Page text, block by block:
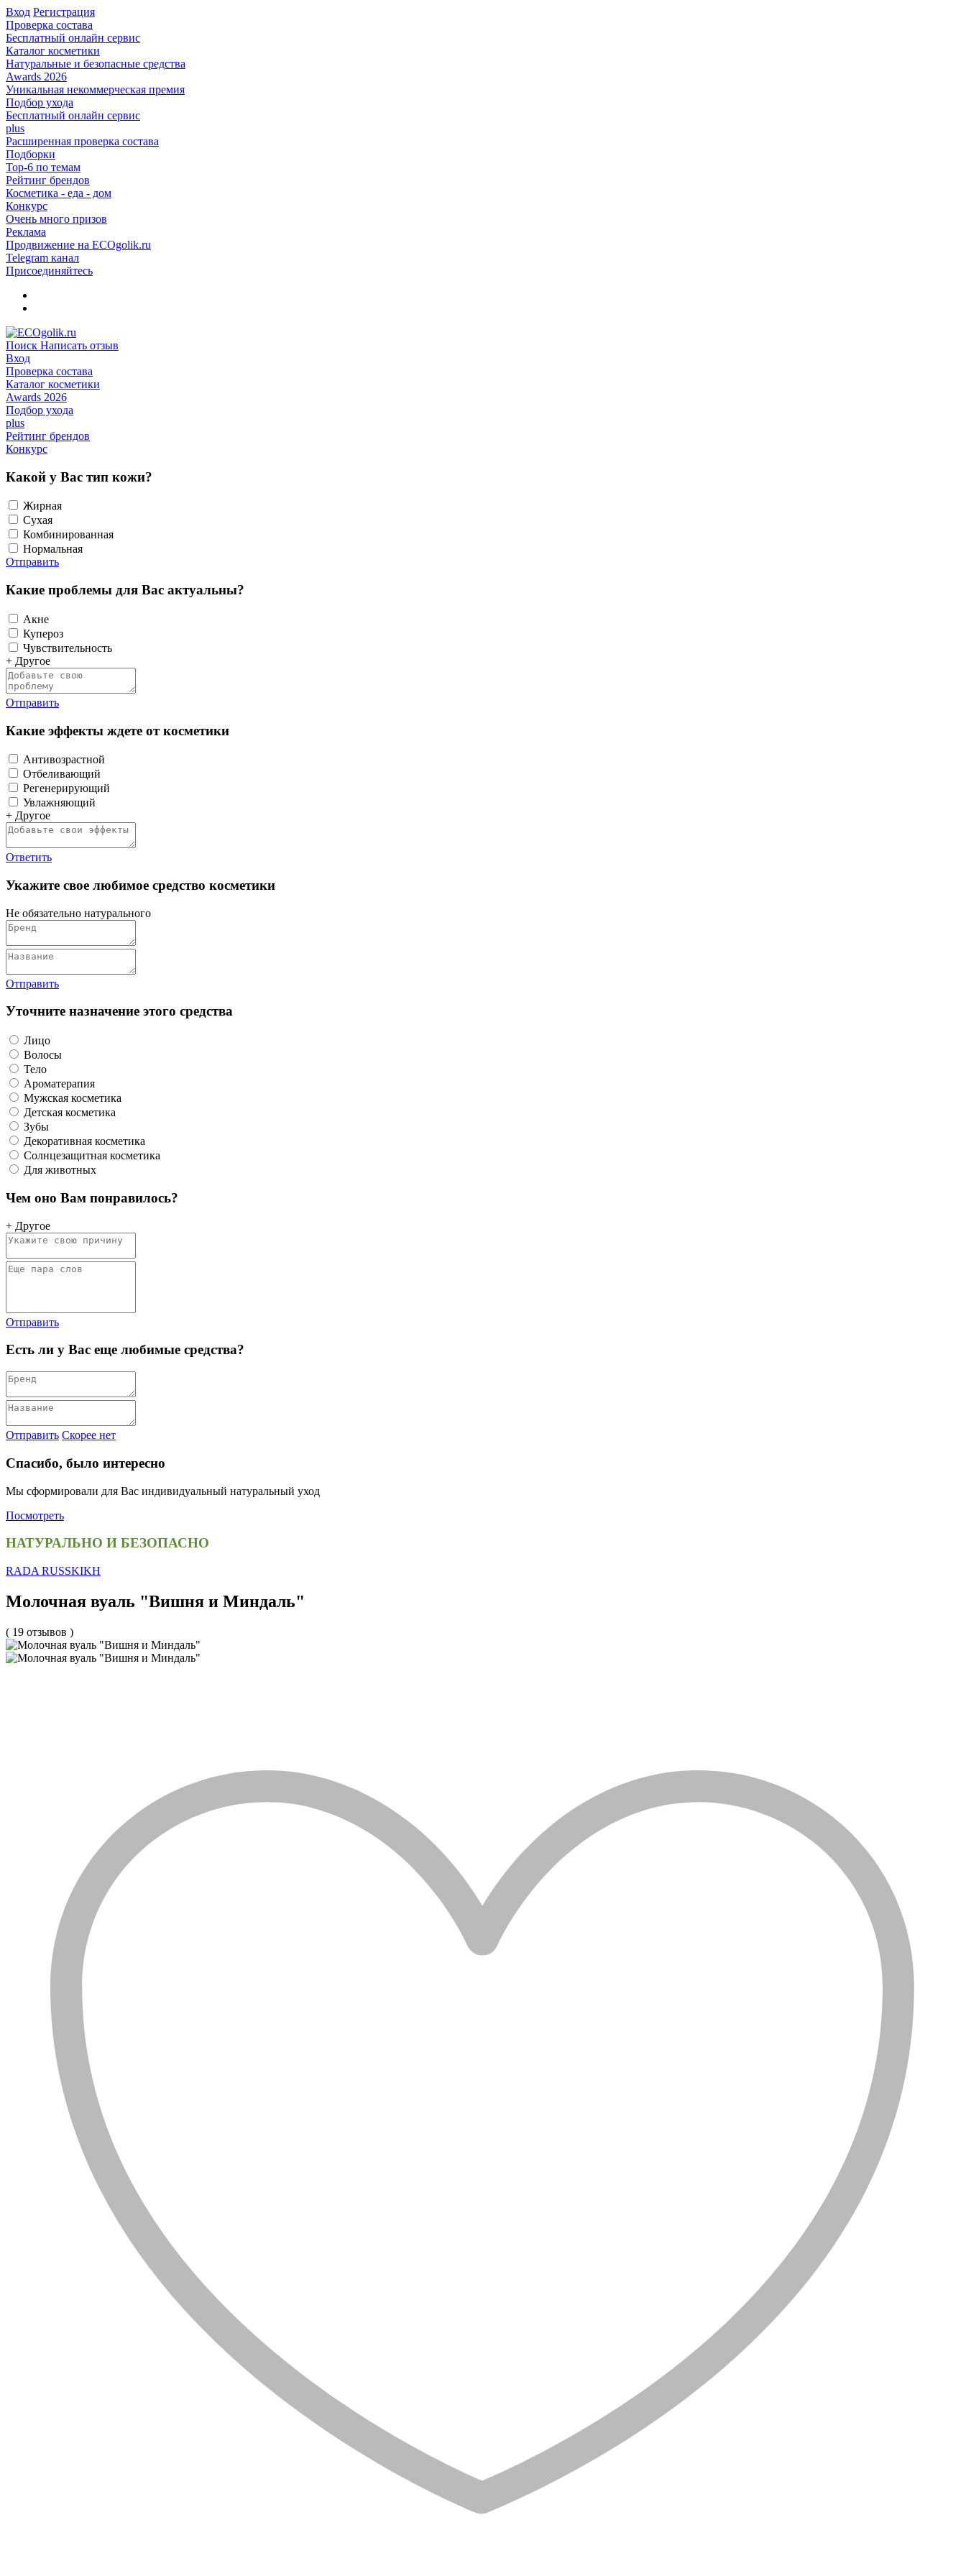
Вход Регистрация
Проверка состава
Бесплатный онлайн сервис
Каталог косметики
Натуральные и безопасные средства
Awards 2026
Уникальная некоммерческая премия
Подбор ухода
Бесплатный онлайн сервис
plus
Расширенная проверка состава
Подборки
Top-6 по темам
Рейтинг брендов
Косметика - еда - дом
Конкурс
Очень много призов
Реклама
Продвижение на ECOgolik.ru
Telegram канал
Присоединяйтесь
Поиск Написать отзыв
Вход
Проверка состава
Каталог косметики
Awards 2026
Подбор ухода
plus
Рейтинг брендов
Конкурс
Какой у Вас тип кожи?
Жирная
Сухая
Комбинированная
Нормальная
Отправить
Какие проблемы для Вас актуальны?
Акне
Купероз
Чувствительность
+ Другое
Отправить
Какие эффекты ждете от косметики
Антивозрастной
Отбеливающий
Регенерирующий
Увлажняющий
+ Другое
Ответить
Укажите свое любимое средство косметики
Не обязательно натурального
Отправить
Уточните назначение этого средства
Лицо
Волосы
Тело
Ароматерапия
Мужская косметика
Детская косметика
Зубы
Декоративная косметика
Солнцезащитная косметика
Для животных
Чем оно Вам понравилось?
+ Другое
Отправить
Есть ли у Вас еще любимые средства?
Отправить Скорее нет
Спасибо, было интересно
Мы сформировали для Вас индивидуальный натуральный уход
Посмотреть
НАТУРАЛЬНО И БЕЗОПАСНО
RADA RUSSKIKH
Молочная вуаль "Вишня и Миндаль"
( 19 отзывов )